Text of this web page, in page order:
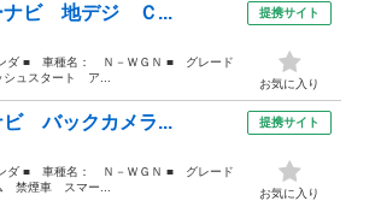
ナビ 地デジ Ｃ...
ダ ■ 車種名： Ｎ－ＷＧＮ ■ グレード
ュスタート ア...
提携サイト
お気に入り
ビ バックカメラ...
ダ ■ 車種名： Ｎ－ＷＧＮ ■ グレード
禁煙車 スマー...
提携サイト
お気に入り